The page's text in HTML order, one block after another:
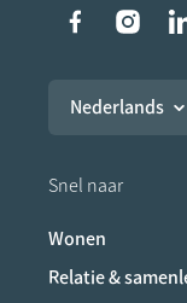
Liens
Nederlands
Snel naar
Wonen
Relatie &